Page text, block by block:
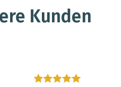
Kunden